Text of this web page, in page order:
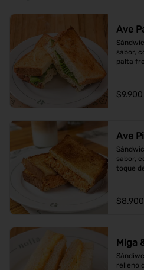
Ave
sabor,
palta
$9.900
Ave
sabor,
toque
$8.900
Miga
relleno